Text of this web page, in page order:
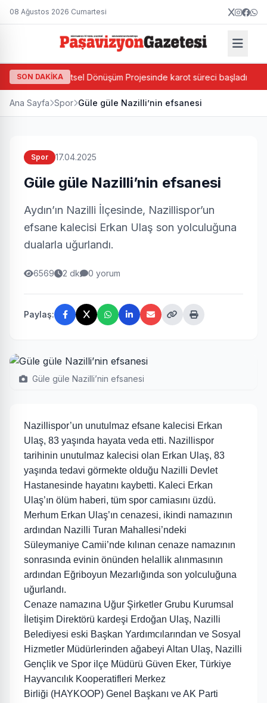
08 Ağustos 2026 Cumartesi
SON DAKİKA
Bazlı Kentsel Dönüşüm Projesinde karot süreci başladı
Ana Sayfa Spor Güle güle Nazilli’nin efsanesi
Spor 17.04.2025
Güle güle Nazilli’nin efsanesi
Aydın’ın Nazilli İlçesinde, Nazillispor’un
efsane kalecisi Erkan Ulaş son yolculuğuna
dualarla uğurlandı.
6569 2 dk 0 yorum
Paylaş:
Güle güle Nazilli’nin efsanesi
Nazillispor’un unutulmaz efsane kalecisi Erkan
Ulaş, 83 yaşında hayata veda etti. Nazillispor
tarihinin unutulmaz kalecisi olan Erkan Ulaş, 83
yaşında tedavi görmekte olduğu Nazilli Devlet
Hastanesinde hayatını kaybetti. Kaleci Erkan
Ulaş’ın ölüm haberi, tüm spor camiasını üzdü.
Merhum Erkan Ulaş’ın cenazesi, ikindi namazının
ardından Nazilli Turan Mahallesi’ndeki
Süleymaniye Camii’nde kılınan cenaze namazının
sonrasında evinin önünden helallik alınmasının
ardından Eğriboyun Mezarlığında son yolculuğuna
uğurlandı.
Cenaze namazına Uğur Şirketler Grubu Kurumsal
İletişim Direktörü kardeşi Erdoğan Ulaş, Nazilli
Belediyesi eski Başkan Yardımcılarından ve Sosyal
Hizmetler Müdürlerinden ağabeyi Altan Ulaş, Nazilli
Gençlik ve Spor ilçe Müdürü Güven Eker, Türkiye
Hayvancılık Kooperatifleri Merkez
Birliği (HAYKOOP) Genel Başkanı ve AK Parti